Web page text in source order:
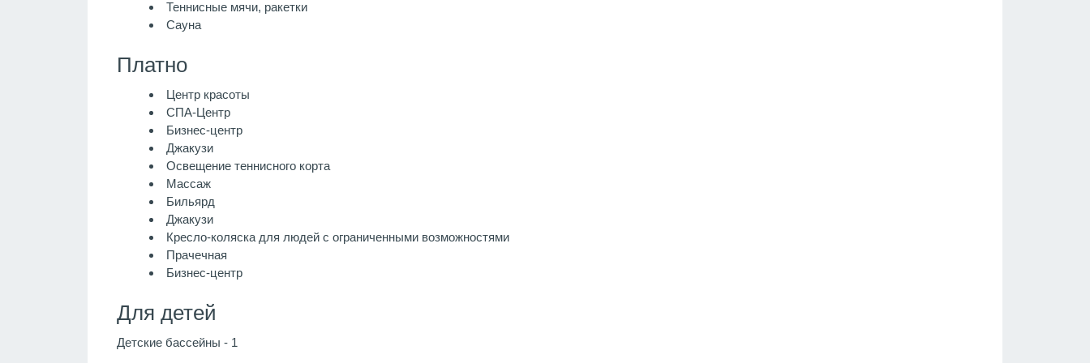
Теннисные мячи, ракетки
Сауна
Платно
Центр красоты
СПА-Центр
Бизнес-центр
Джакузи
Освещение теннисного корта
Массаж
Бильярд
Джакузи
Кресло-коляска для людей с ограниченными возможностями
Прачечная
Бизнес-центр
Для детей
Детские бассейны - 1